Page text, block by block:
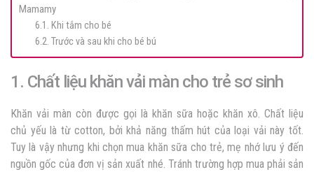
Mamamy
6.1. Khi tắm cho bé
6.2. Trước và sau khi cho bé bú
1. Chất liệu khăn vải màn cho trẻ sơ sinh
Khăn vải màn còn được gọi là khăn sữa hoặc khăn xô. Chất liệu
chủ yếu là từ cotton, bởi khả năng thấm hút của loại vải này tốt.
Tuy là vậy nhưng khi chọn mua khăn sữa cho trẻ, mẹ nhớ lưu ý đến
nguồn gốc của đơn vị sản xuất nhé. Tránh trường hợp mua phải sản